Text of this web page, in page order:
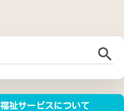
祉サービスについて